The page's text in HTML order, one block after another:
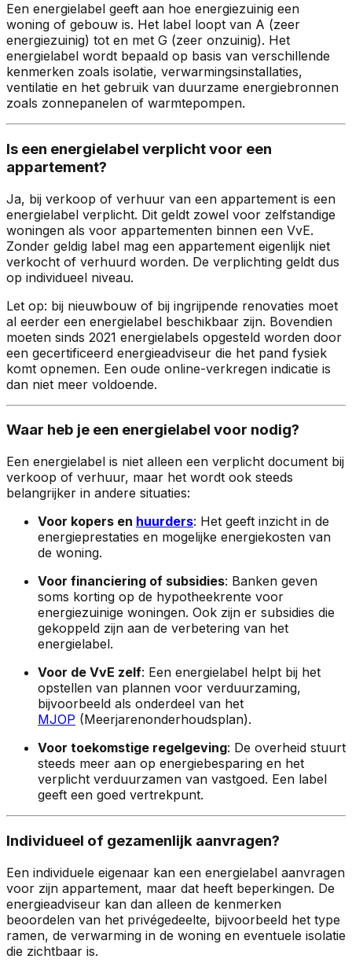
Een energielabel geeft aan hoe energiezuinig een
woning of gebouw is. Het label loopt van A (zeer
energiezuinig) tot en met G (zeer onzuinig). Het
energielabel wordt bepaald op basis van verschillende
kenmerken zoals isolatie, verwarmingsinstallaties,
ventilatie en het gebruik van duurzame energiebronnen
zoals zonnepanelen of warmtepompen.
Is een energielabel verplicht voor een
appartement?
Ja, bij verkoop of verhuur van een appartement is een
energielabel verplicht. Dit geldt zowel voor zelfstandige
woningen als voor appartementen binnen een VvE.
Zonder geldig label mag een appartement eigenlijk niet
verkocht of verhuurd worden. De verplichting geldt dus
op individueel niveau.
Let op: bij nieuwbouw of bij ingrijpende renovaties moet
al eerder een energielabel beschikbaar zijn. Bovendien
moeten sinds 2021 energielabels opgesteld worden door
een gecertificeerd energieadviseur die het pand fysiek
komt opnemen. Een oude online-verkregen indicatie is
dan niet meer voldoende.
Waar heb je een energielabel voor nodig?
Een energielabel is niet alleen een verplicht document bij
verkoop of verhuur, maar het wordt ook steeds
belangrijker in andere situaties:
Voor kopers en huurders: Het geeft inzicht in de
energieprestaties en mogelijke energiekosten van
de woning.
Voor financiering of subsidies: Banken geven
soms korting op de hypotheekrente voor
energiezuinige woningen. Ook zijn er subsidies die
gekoppeld zijn aan de verbetering van het
energielabel.
Voor de VvE zelf: Een energielabel helpt bij het
opstellen van plannen voor verduurzaming,
bijvoorbeeld als onderdeel van het
MJOP (Meerjarenonderhoudsplan).
Voor toekomstige regelgeving: De overheid stuurt
steeds meer aan op energiebesparing en het
verplicht verduurzamen van vastgoed. Een label
geeft een goed vertrekpunt.
Individueel of gezamenlijk aanvragen?
Een individuele eigenaar kan een energielabel aanvragen
voor zijn appartement, maar dat heeft beperkingen. De
energieadviseur kan dan alleen de kenmerken
beoordelen van het privégedeelte, bijvoorbeeld het type
ramen, de verwarming in de woning en eventuele isolatie
die zichtbaar is.